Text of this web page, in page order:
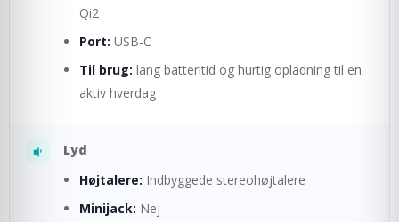
Qi2
Port: USB-C
Til brug: lang batteritid og hurtig opladning til en
aktiv hverdag
Lyd
Højtalere: Indbyggede stereohøjtalere
Minijack: Nej